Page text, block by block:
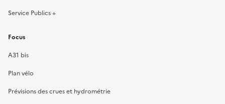
Service Publics +
Focus
A31 bis
Plan vélo
Prévisions des crues et hydrométrie